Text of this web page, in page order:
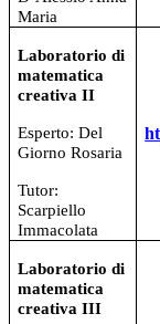
Maria
Laboratorio di
matematica
creativa II
Esperto: Del
Giorno Rosaria
Tutor:
Scarpiello
Immacolata
Laboratorio di
matematica
creativa III